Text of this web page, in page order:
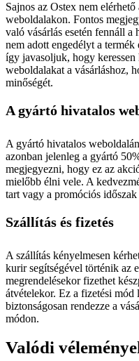
Sajnos az Ostex nem
weboldalakon. Fontos
való vásárlás esetén fennáll
nem adott engedélyt a termék
így javasoljuk, hogy
weboldalakat a vásárláshoz,
minőségét.
A gyártó hivatalos
A gyártó hivatalos
azonban jelenleg a gyártó
megjegyezni, hogy ez az
mielőbb élni vele. A
tart vagy a promóciós időszak
Szállítás és fizetés
A szállítás kényelmesen
kurir segítségével történik az
megrendelésekor fizethet
átvételekor. Ez a fizetési mód
biztonságosan rendezze a
módon.
Valódi